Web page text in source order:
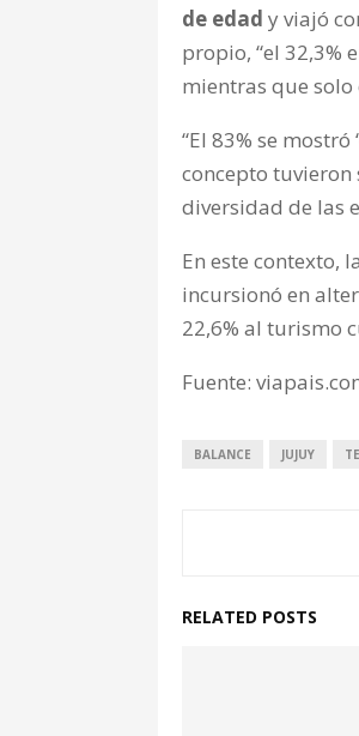
de edad y viajó
propio, “el 32,3%
mientras que solo
“El 83% se
concepto tuvieron
diversidad de las
En este contexto,
incursionó en
22,6% al turismo
Fuente:
BALANCE JUJUY
RELATED POSTS